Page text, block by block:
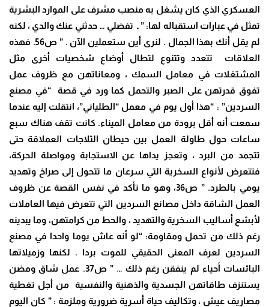
العسكري الذي كان يشغل به منصب مشرف على الموارد البشرية
تمثل في عبارات استقباله لها: ” ـ تفضلي … حدثني عنك والدي ، لكنه
لم يقل أنك بهذا الجمال . لنرى أين ستعملين الآن . ” ص56. فهذه
العلاقات تتعدد وتتنوع لتطال أوضاع شخصيات أخرى مثل
المشتغلات في معامل السمك ، ومعاناتهن مع ظروف عمل
تفوق قدرتهن على الصبر والتحمل كما ورد في قصة “في مصنع
السردين” : “هذا أول يوم في معمل “الطلياني”، انتقلت إليه عندما
سمعت أنه أقل برودة من معامل الميناء. كانت تقف هناك سبع
ساعات حول طاولة العمل بين حيطان الثلاجات العملاقة حتى
تتجمد من البرد ، وتعجز يداها عن الاستجابة ومواصلة الحركة،
فتتعرض لأنواع السخرية التي سرعان ما تتحول إلى صراخ وتهديد
يومي بالطرد. ” ص36، وهو ما تأكد في نفس القصة عن ظروف
العمل الشاقة داخل مصانع السردين التي تتعرض فيها العاملات
لأبشع أساليب السخرية والتهديد ، والحط من كرامتهن، وما يبدينه
رغم ذلك من تحمل ومقاومة: “لو أنه عاش يوما واحدا في مصنع
السردين لعرف المعنى الحقيقي للموت بردا . لكنها وزميلاتها
البائسات أحياء لم ينفقن رغم ذلك … ” ص37. عمل شاق ومضن
يستنزف طاقاتهن الجسدية والذهنية والنفسية من أجل تغطية
مصاريف عيش ، وتكاليف حياة أسرية ضرورية وملزمة : ” كان اليوم